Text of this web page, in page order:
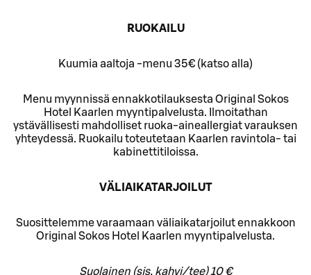
RUOKAILU
Kuumia aaltoja -menu 35€ (katso alla)
Menu myynnissä ennakkotilauksesta Original Sokos
Hotel Kaarlen myyntipalvelusta. Ilmoitathan
ystävällisesti mahdolliset ruoka-aineallergiat varauksen
yhteydessä. Ruokailu toteutetaan Kaarlen ravintola- tai
kabinettitiloissa.
VÄLIAIKATARJOILUT
Suosittelemme varaamaan väliaikatarjoilut ennakkoon
Original Sokos Hotel Kaarlen myyntipalvelusta.
Suolainen (sis. kahvi/tee) 10 €